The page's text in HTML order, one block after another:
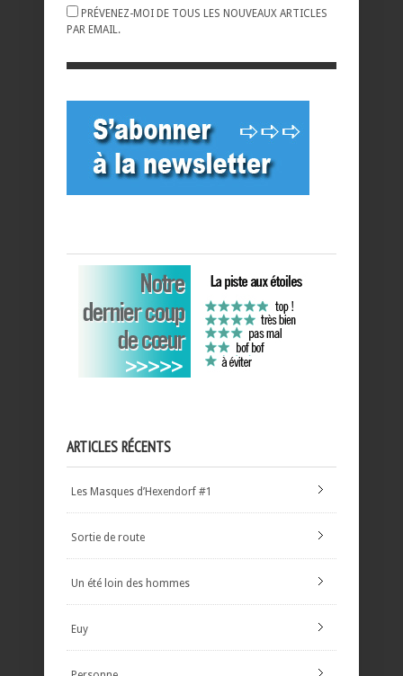
PRÉVENEZ-MOI DE TOUS LES NOUVEAUX ARTICLES
PAR EMAIL.
ARTICLES RÉCENTS
Les Masques d’Hexendorf #1
Sortie de route
Un été loin des hommes
Euy